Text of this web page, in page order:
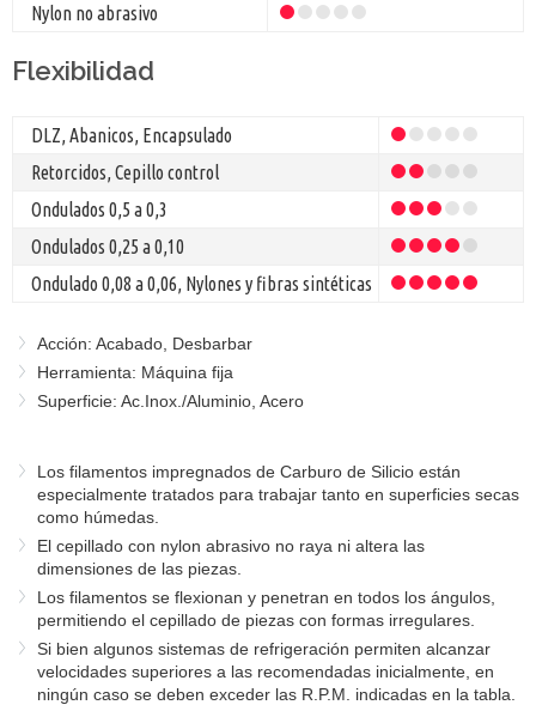
Nylon no abrasivo
Flexibilidad
DLZ, Abanicos, Encapsulado
Retorcidos, Cepillo control
Ondulados 0,5 a 0,3
Ondulados 0,25 a 0,10
Ondulado 0,08 a 0,06, Nylones y fibras sintéticas
Acción: Acabado, Desbarbar
Herramienta: Máquina fija
Superficie: Ac.Inox./Aluminio, Acero
Los filamentos impregnados de Carburo de Silicio están
especialmente tratados para trabajar tanto en superficies secas
como húmedas.
El cepillado con nylon abrasivo no raya ni altera las
dimensiones de las piezas.
Los filamentos se flexionan y penetran en todos los ángulos,
permitiendo el cepillado de piezas con formas irregulares.
Si bien algunos sistemas de refrigeración permiten alcanzar
velocidades superiores a las recomendadas inicialmente, en
ningún caso se deben exceder las R.P.M. indicadas en la tabla.